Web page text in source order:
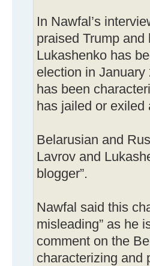
In Nawfal’s
praised Trump
Lukashenko has
election in
has been
has jailed or
Belarusian and
Lavrov and
blogger”.
Nawfal said this
misleading” as he
comment on the
characterizing and